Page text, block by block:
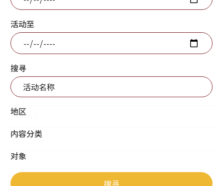
活动至
搜寻
地区
内容分类
对象